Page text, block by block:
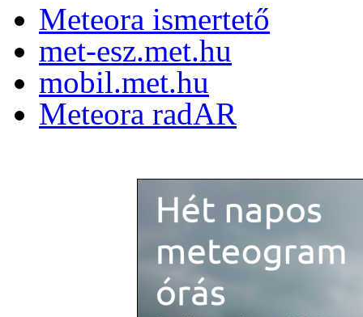
Meteora ismertető
met-esz.met.hu
mobil.met.hu
Meteora radAR